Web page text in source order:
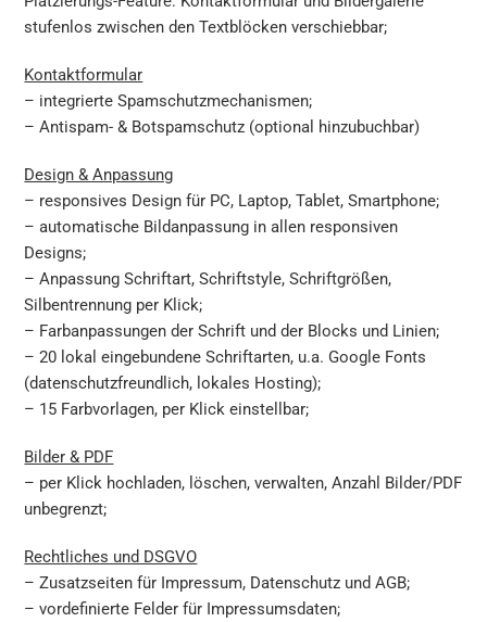
stufenlos zwischen den Textblöcken verschiebbar;
Kontaktformular
– integrierte Spamschutzmechanismen;
– Antispam- & Botspamschutz (optional hinzubuchbar)
Design & Anpassung
– responsives Design für PC, Laptop, Tablet, Smartphone;
– automatische Bildanpassung in allen responsiven
Designs;
– Anpassung Schriftart, Schriftstyle, Schriftgrößen,
Silbentrennung per Klick;
– Farbanpassungen der Schrift und der Blocks und Linien;
– 20 lokal eingebundene Schriftarten, u.a. Google Fonts
(datenschutzfreundlich, lokales Hosting);
– 15 Farbvorlagen, per Klick einstellbar;
Bilder & PDF
– per Klick hochladen, löschen, verwalten, Anzahl Bilder/PDF
unbegrenzt;
Rechtliches und DSGVO
– Zusatzseiten für Impressum, Datenschutz und AGB;
– vordefinierte Felder für Impressumsdaten;